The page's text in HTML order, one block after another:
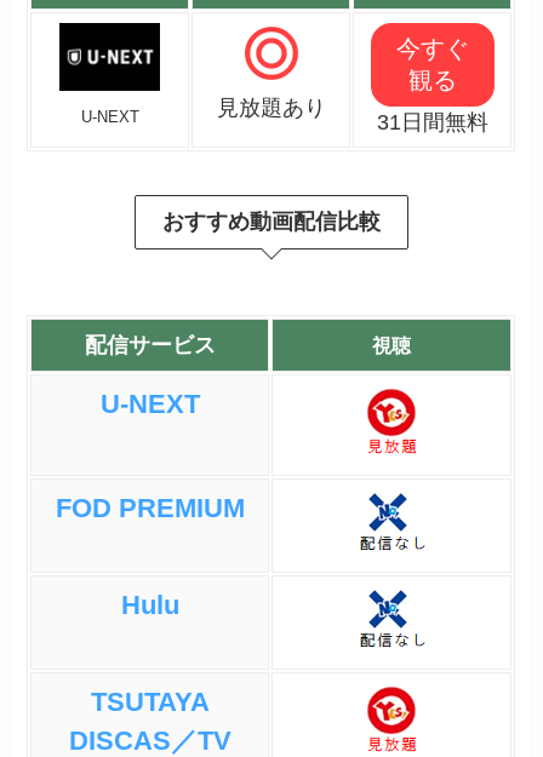
U-NEXT 見放題あり
今すぐ
観る
31日間無料
おすすめ動画配信比較
配信サービス 視聴
U-NEXT
FOD PREMIUM
Hulu
TSUTAYA
DISCAS／TV